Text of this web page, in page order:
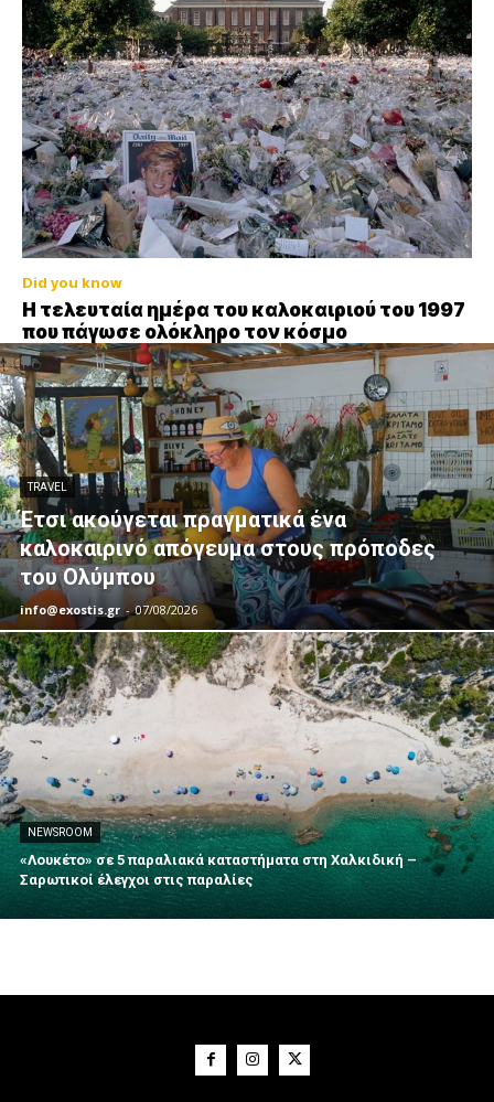
Did you know
Η τελευταία ημέρα του καλοκαιριού του 1997
που πάγωσε ολόκληρο τον κόσμο
TRAVEL
Έτσι ακούγεται πραγματικά ένα
καλοκαιρινό απόγευμα στους πρόποδες
του Ολύμπου
info@exostis.gr - 07/08/2026
NEWSROOM
«Λουκέτο» σε 5 παραλιακά καταστήματα στη Χαλκιδική –
Σαρωτικοί έλεγχοι στις παραλίες